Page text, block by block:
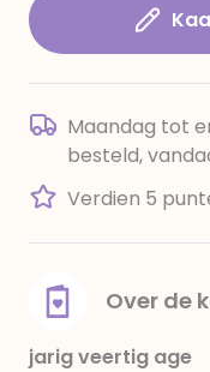
Maandag tot
besteld,
Verdien 5
Over de
jarig veertig age